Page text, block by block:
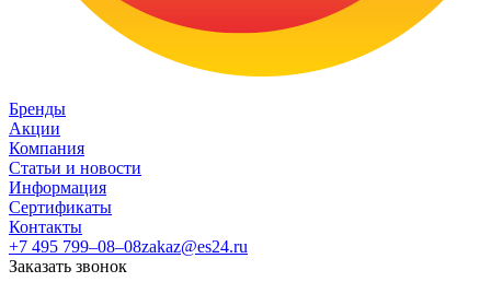
Бренды
Акции
Компания
Статьи и новости
Информация
Сертификаты
Контакты
+7 495 799–08–08zakaz@es24.ru
Заказать звонок